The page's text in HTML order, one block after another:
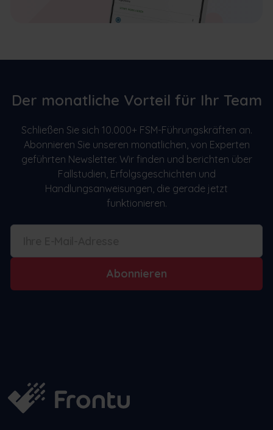
Der monatliche Vorteil für Ihr Team
Schließen Sie sich 10.000+ FSM-Führungskräften an.
Abonnieren Sie unseren monatlichen, von Experten
geführten Newsletter. Wir finden und berichten über
Fallstudien, Erfolgsgeschichten und
Handlungsanweisungen, die gerade jetzt
funktionieren.
Abonnieren